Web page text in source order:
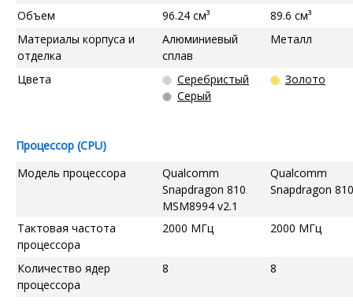
Объем
96.24 см³
89.6 см³
Материалы корпуса и
отделка
Алюминиевый
сплав
Металл
Цвета
Серебристый
Серый
Золото
Процессор (CPU)
Модель процессора
Qualcomm
Snapdragon 810
MSM8994 v2.1
Qualcomm
Snapdragon 810
Тактовая частота
процессора
2000 МГц 2000 МГц
Количество ядер
процессора
8 8